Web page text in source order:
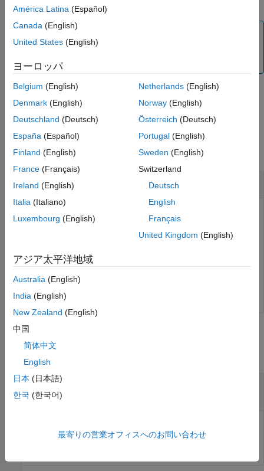
Examples
Input Arguments
Extended Capabilities
See Also
Note
To generate C/C++ code for this function, you must have
an Embedded Coder
example
Examples
collapse all
Clear LED Matrix
blank ([0, 0, 0]).
Input Arguments
mysh
sensehat
América Latina (Español)
Canada (English)
United States (English)
ヨーロッパ
Belgium (English)
Denmark (English)
Deutschland (Deutsch)
España (Español)
Finland (English)
France (Français)
Ireland (English)
Italia (Italiano)
Luxembourg (English)
Netherlands(English)
Norway(English)
Österreich (Deutsch)
Portugal(English)
Sweden (English)
Switzerland
Deutsch
English
Français
United Kingdom (English)
アジア太平洋地域
Australia (English)
India (English)
New Zealand (English)
中国
简体中文
English
日本 (日本語)
한국 (한국어)
最寄りの営業オフィスへのお問い合わせ